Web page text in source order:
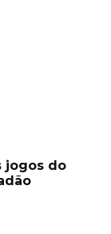
jogos do